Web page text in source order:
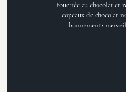
fouettée au chocolat et
copeaux de chocolat
bonnement :